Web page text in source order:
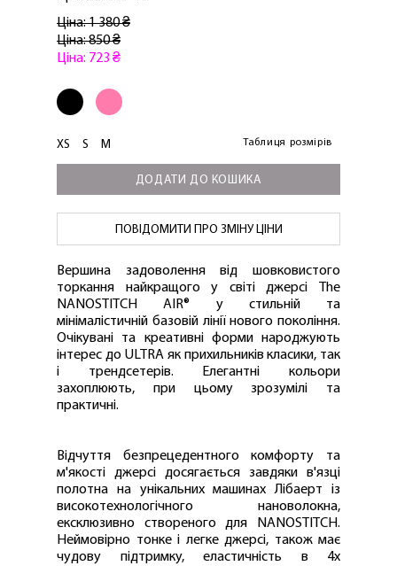
Ціна: 1 380 ₴
Ціна: 850 ₴
Ціна: 723 ₴
XS S M Таблиця розмірів
ДОДАТИ ДО КОШИКА
ПОВІДОМИТИ ПРО ЗМІНУ ЦІНИ
Вершина задоволення від шовковистого
торкання найкращого у світі джерсі The
NANOSTITCH AIR® у стильній та
мінімалістичній базовій лінії нового покоління.
Очікувані та креативні форми народжують
інтерес до ULTRA як прихильників класики, так
і трендсетерів. Елегантні кольори
захоплюють, при цьому зрозумілі та
практичні.
Відчуття безпрецедентного комфорту та
м'якості джерсі досягається завдяки в'язці
полотна на унікальних машинах Лібаерт із
високотехнологічного нановолокна,
ексклюзивно створеного для NANOSTITCH.
Неймовірно тонке і легке джерсі, також має
чудову підтримку, еластичність в 4х